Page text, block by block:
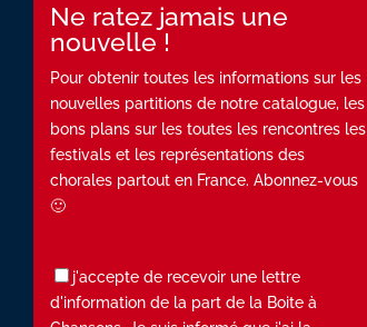
Ne ratez jamais une
nouvelle !
Pour obtenir toutes les informations sur les
nouvelles partitions de notre catalogue, les
bons plans sur les toutes les rencontres les
festivals et les représentations des
chorales partout en France. Abonnez-vous
🙂
j'accepte de recevoir une lettre
d'information de la part de la Boite à